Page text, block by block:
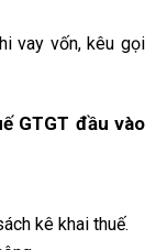
vay vốn, kêu gọi
GTGT đầu vào
kê khai thuế.